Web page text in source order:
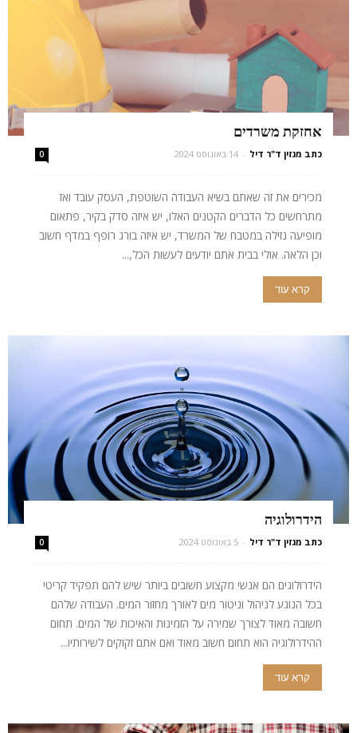
אחזקת משרדים
כתב מגזין ד"ר דיל - 14 באוגוסט 2024 0
מכירים את זה שאתם בשיא העבודה השוטפת, העסק עובד ואז
מתרחשים כל הדברים הקטנים האלו, יש איזה סדק בקיר, פתאום
מופיעה נזילה במטבח של המשרד, יש איזה בורג רופף במדף חשוב
וכן הלאה. אולי בבית אתם יודעים לעשות הכל,...
קרא עוד
הידרולוגיה
כתב מגזין ד"ר דיל - 5 באוגוסט 2024 0
הידרולוגים הם אנשי מקצוע חשובים ביותר שיש להם תפקיד קריטי
בכל הנוגע לניהול וניטור מים לאורך מחזור המים. העבודה שלהם
חשובה מאוד לצורך שמירה על הזמינות והאיכות של המים. תחום
ההידרולוגיה הוא תחום חשוב מאוד ואם אתם זקוקים לשירותיו...
קרא עוד